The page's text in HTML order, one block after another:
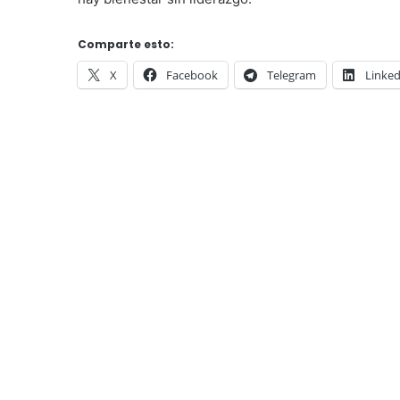
Comparte esto:
X Facebook Telegram